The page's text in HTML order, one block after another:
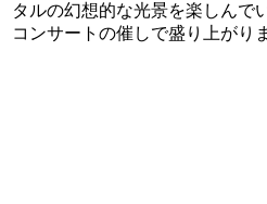
タルの幻想的な光景を楽しんで
コンサートの催しで盛り上がり